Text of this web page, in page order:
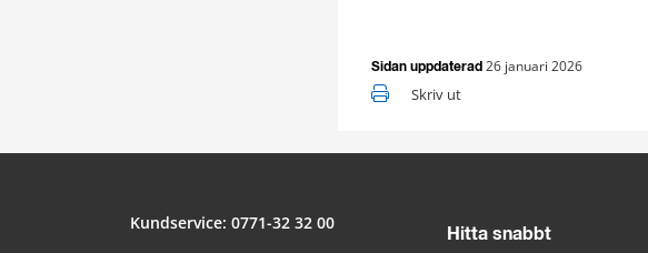
Sidan uppdaterad 26 januari 2026
Skriv ut
Kundservice: 0771-32 32 00
Hitta snabbt